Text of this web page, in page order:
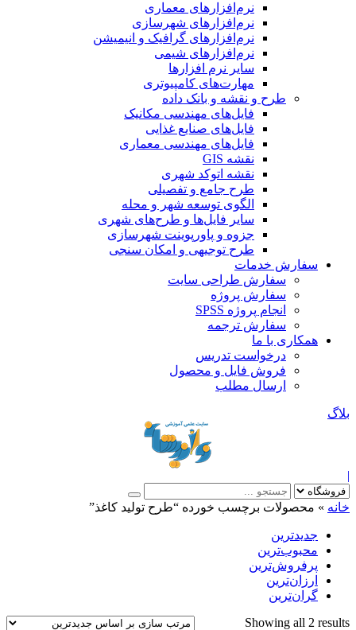
نرم‌افزارهای معماری
نرم‌افزارهای شهرسازی
نرم‌افزارهای گرافیک و انیمیشن
نرم‌افزارهای شیمی
سایر نرم افزارها
مهارت‌های کامپیوتری
طرح و نقشه و بانک داده
فایل‌های مهندسی مکانیک
فایل‌های صنایع غذایی
فایل‌های مهندسی معماری
نقشه GIS
نقشه اتوکد شهری
طرح جامع و تفصیلی
الگوی توسعه شهر و محله
سایر فایل‌ها و طرح‌های شهری
جزوه و پاورپوینت شهرسازی
طرح توجیهی و امکان سنجی
سفارش خدمات
سفارش طراحی سایت
سفارش پروژه
انجام پروژه SPSS
سفارش ترجمه
همکاری با ما
درخواست تدریس
فروش فایل و محصول
ارسال مطلب
بلاگ
|
خانه » محصولات برچسب خورده “طرح تولید کاغذ”
جدیدترین
محبوب‌ترین
پرفروش‌ترین
ارزان‌ترین
گران‌ترین
Showing all 2 results